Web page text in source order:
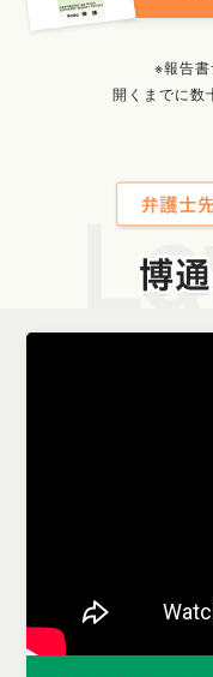
※報告書
開くまでに数